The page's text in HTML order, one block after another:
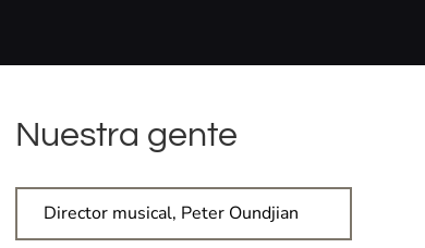
Nuestra gente
Director musical, Peter Oundjian